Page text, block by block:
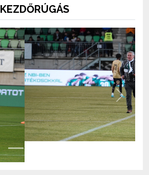
KEZDŐRÚGÁS
Next